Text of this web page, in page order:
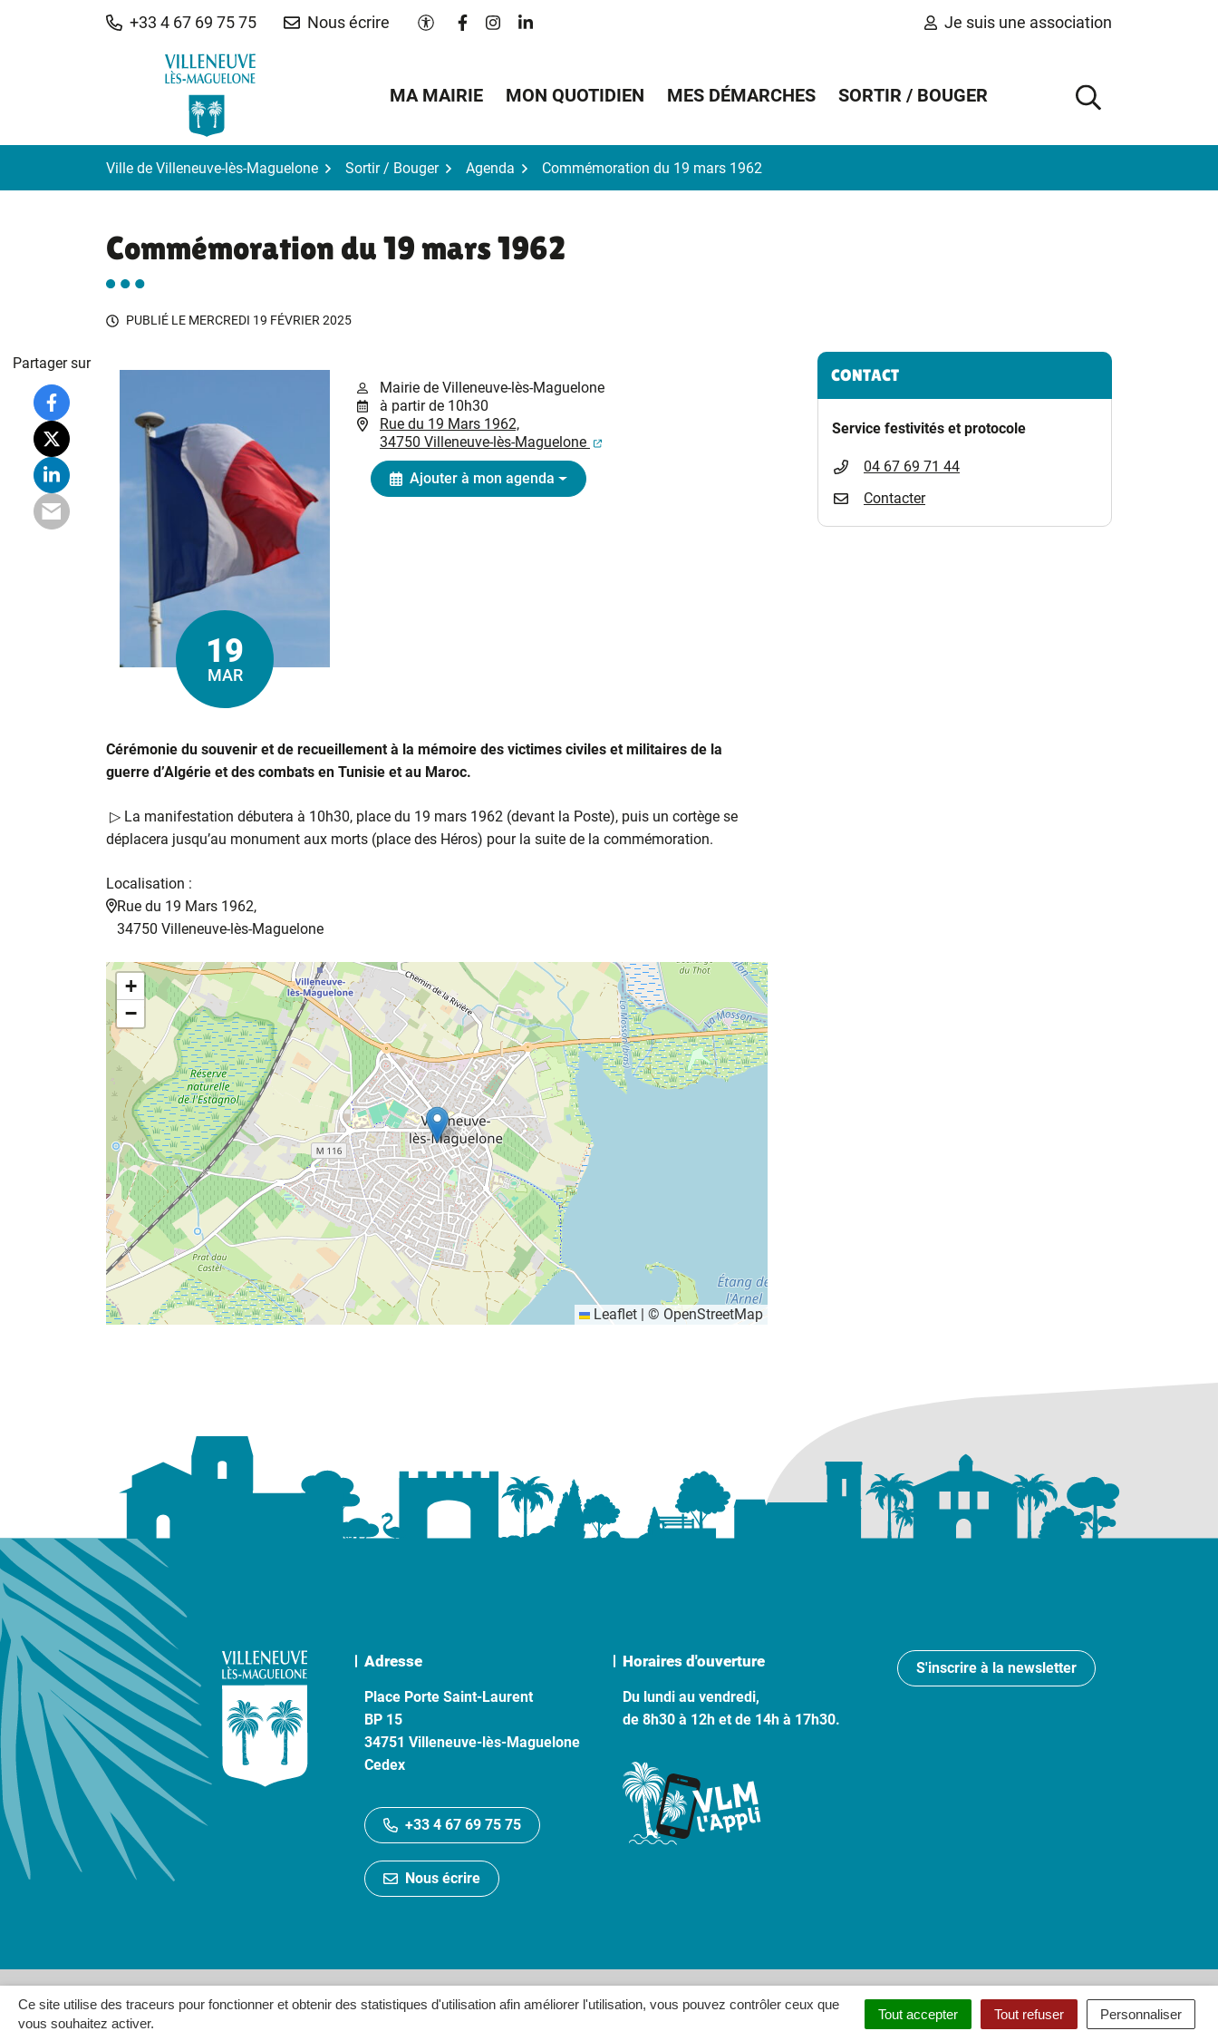
Ce site utilise des traceurs pour fonctionner et obtenir des statistiques d'utilisation afin améliorer l'utilisation, vous pouvez contrôler ceux que
vous souhaitez activer.
Tout accepter Tout refuser Personnaliser
+33 4 67 69 75 75 Nous écrire Paramètres d'accessibilité
Lien vers le compte Facebook
Lien vers le compte Instagram
Lien vers le compte Linkedin Je suis une association
MA MAIRIE MON QUOTIDIEN MES DÉMARCHES SORTIR / BOUGER
AFFICHER
Ville de Villeneuve-lès-Maguelone Sortir / Bouger Agenda Commémoration du 19 mars 1962
Commémoration du 19 mars 1962
PUBLIÉ LE MERCREDI 19 FÉVRIER 2025
Le
19
MAR
Mairie de Villeneuve-lès-Maguelone
à partir de 10h30
Rue du 19 Mars 1962,
34750 Villeneuve-lès-Maguelone
(ouverture dans un nouvel onglet)
Ajouter à mon agenda
Cérémonie du souvenir et de recueillement à la mémoire des victimes civiles et militaires de la
guerre d’Algérie et des combats en Tunisie et au Maroc.
▷ La manifestation débutera à 10h30, place du 19 mars 1962 (devant la Poste), puis un cortège se
déplacera jusqu’au monument aux morts (place des Héros) pour la suite de la commémoration.
Localisation :
Rue du 19 Mars 1962,
34750 Villeneuve-lès-Maguelone
+
−
Leaflet | © OpenStreetMap
Partager sur Informations complémentaires
CONTACT
Service festivités et protocole
04 67 69 71 44
Contacter
Adresse
Place Porte Saint-Laurent
BP 15
34751 Villeneuve-lès-Maguelone
Cedex
+33 4 67 69 75 75
Nous écrire
Horaires d'ouverture
Du lundi au vendredi,
de 8h30 à 12h et de 14h à 17h30.
S'inscrire à la newsletter